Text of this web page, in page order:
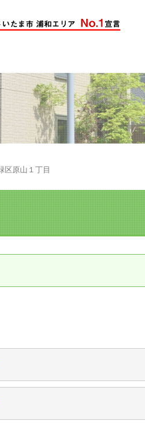
活動
めての売却
前の修繕・リフォーム
されたお客様の声
だから安心して購入できる仕組み
区原山１丁目